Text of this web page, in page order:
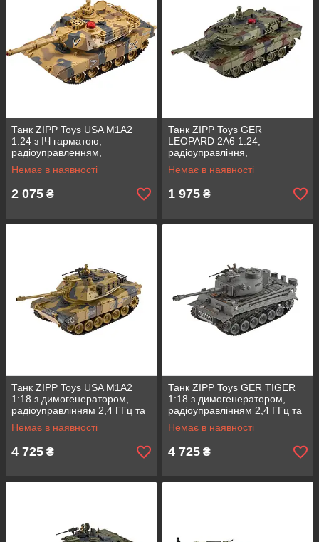
Танк ZIPP Toys USA M1A2
1:24 з ІЧ гарматою,
радіоуправленням,
димогенератором, вібрацією,
2,4 ГГц
Немає в наявності
2 075 ₴
Танк ZIPP Toys GER
LEOPARD 2A6 1:24,
радіоуправління,
димогенератор, ІЧ гармата,
вібрація, акумулятор
Немає в наявності
1 975 ₴
Танк ZIPP Toys USA M1A2
1:18 з димогенератором,
радіоуправлінням 2,4 ГГц та
вібрацією
Немає в наявності
4 725 ₴
Танк ZIPP Toys GER TIGER
1:18 з димогенератором,
радіоуправлінням 2,4 ГГц та
вібрацією для дітей
Немає в наявності
4 725 ₴